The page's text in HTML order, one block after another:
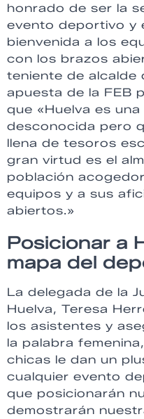
honrado de ser la
evento deportivo y
bienvenida a los
con los brazos
teniente de alcalde
apuesta de la FEB
que «Huelva es
desconocida pero
llena de tesoros
gran virtud es el
población
equipos y a sus
abiertos.»
Posicionar a
mapa del
La delegada de la
Huelva, Teresa
los asistentes y
la palabra
chicas le dan un
cualquier evento
que posicionarán
demostrarán